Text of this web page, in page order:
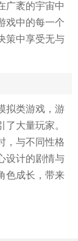
广袤的宇宙中
戏中的每一个
策中享受无与
拟类游戏，游
大量玩家。
，与不同性格
设计的剧情与
色成长，带来